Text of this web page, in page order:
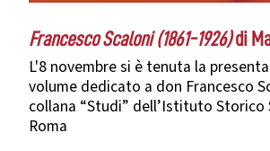
Francesco Scaloni (1861-1926)di
L'8 novembre si è tenuta la
volume dedicato a don Francesco
collana “Studi” dell’Istituto Storico
Roma